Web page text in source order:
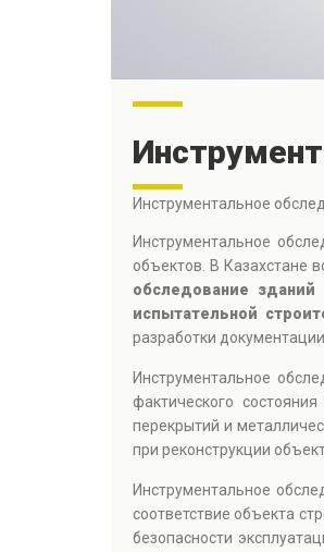
Инструментальное
Инструментальное
объектов. В Казахстане
обследование зданий
испытательной
разработки
Инструментальное
фактического
перекрытий и
при реконструкции
Инструментальное
соответствие объекта
безопасности